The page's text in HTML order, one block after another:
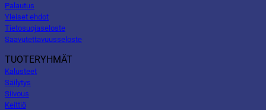
Palautus
Yleiset ehdot
Tietosuojaseloste
Saavutettavuusseloste
TUOTERYHMÄT
Kalusteet
Säilytys
Siivous
Keittiö